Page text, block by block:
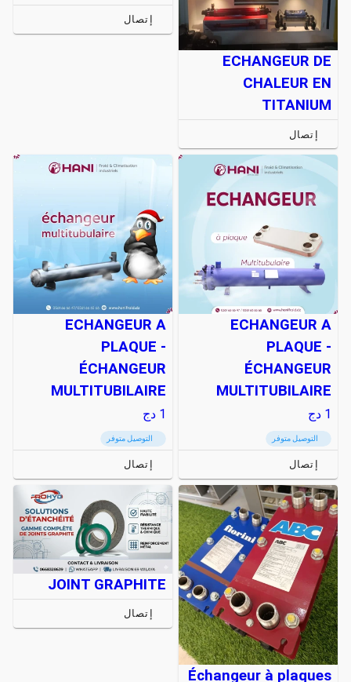
ECHANGEUR DE
CHALEUR EN
TITANIUM
إتصال
إتصال
ECHANGEUR A
PLAQUE -
ÉCHANGEUR
MULTITUBILAIRE
1 دج
التوصيل متوفر
إتصال
ECHANGEUR A
PLAQUE -
ÉCHANGEUR
MULTITUBILAIRE
1 دج
التوصيل متوفر
إتصال
Échangeur à plaques
JOINT GRAPHITE
إتصال